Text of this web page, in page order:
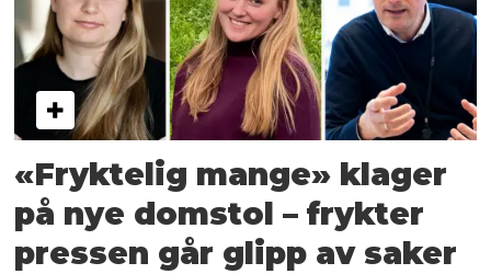
«Fryktelig mange» klager
på nye domstol – frykter
pressen går glipp av saker